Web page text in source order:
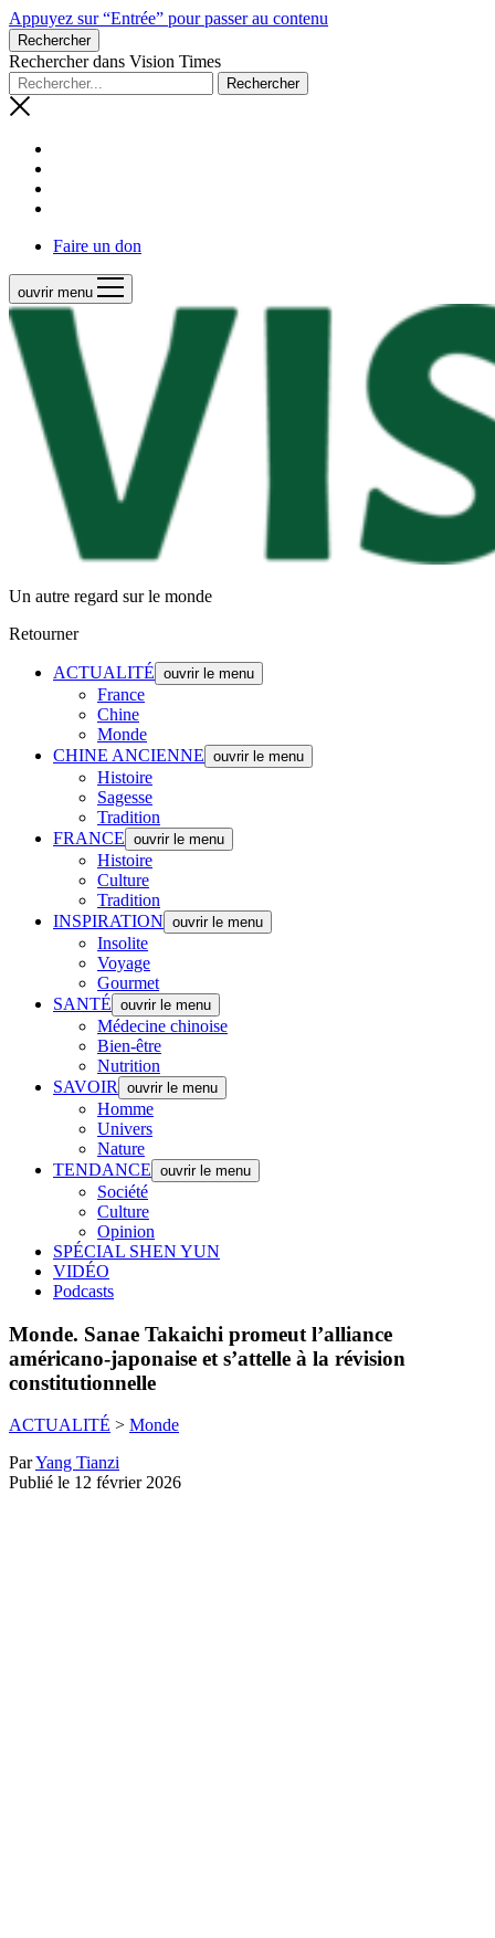
Appuyez sur “Entrée” pour passer au contenu
Rechercher
Rechercher dans Vision Times
Faire un don
ouvrir menu
Un autre regard sur le monde
Retourner
ACTUALITÉ ouvrir le menu
France
Chine
Monde
CHINE ANCIENNE ouvrir le menu
Histoire
Sagesse
Tradition
FRANCE ouvrir le menu
Histoire
Culture
Tradition
INSPIRATION ouvrir le menu
Insolite
Voyage
Gourmet
SANTÉ ouvrir le menu
Médecine chinoise
Bien-être
Nutrition
SAVOIR
ouvrir le menu
Homme
Univers
Nature
TENDANCE ouvrir le menu
Société
Culture
Opinion
SPÉCIAL SHEN YUN
VIDÉO
Podcasts
Monde. Sanae Takaichi promeut l’alliance
américano-japonaise et s’attelle à la révision
constitutionnelle
ACTUALITÉ > Monde
ParYang Tianzi
Publié le 12 février 2026